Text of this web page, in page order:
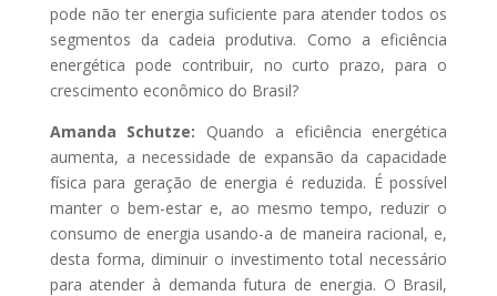
pode não ter energia suficiente para atender todos os
segmentos da cadeia produtiva. Como a eficiência
energética pode contribuir, no curto prazo, para o
crescimento econômico do Brasil?
Amanda Schutze: Quando a eficiência energética
aumenta, a necessidade de expansão da capacidade
física para geração de energia é reduzida. É possível
manter o bem-estar e, ao mesmo tempo, reduzir o
consumo de energia usando-a de maneira racional, e,
desta forma, diminuir o investimento total necessário
para atender à demanda futura de energia. O Brasil,